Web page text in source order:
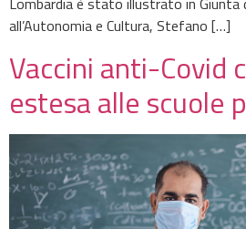
all’Autonomia e Cultura, Stefano […]
Vaccini anti-Covid
estesa alle scuole